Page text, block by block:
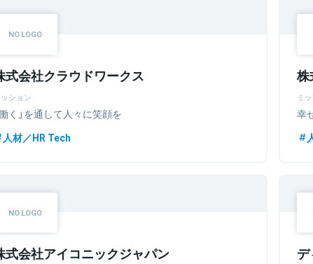
式会社クラウドワークス
ション
く」を通して人々に笑顔を
人材／HR Tech
株
ミ
幸
式会社アイコニックジャパン